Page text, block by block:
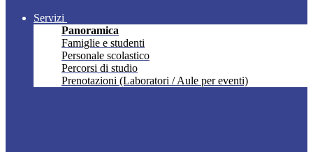
Servizi
Panoramica
Famiglie e studenti
Personale scolastico
Percorsi di studio
Prenotazioni (Laboratori / Aule per eventi)